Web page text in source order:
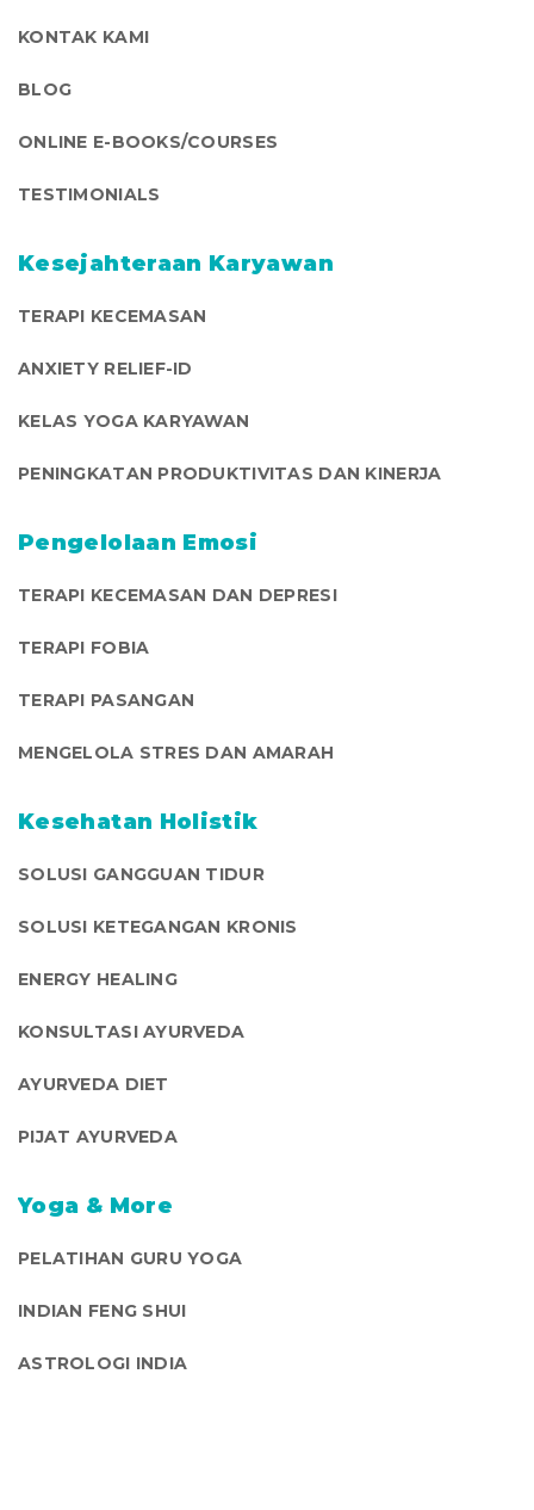
KONTAK KAMI
BLOG
ONLINE E-BOOKS/COURSES
TESTIMONIALS
Kesejahteraan Karyawan
TERAPI KECEMASAN
ANXIETY RELIEF-ID
KELAS YOGA KARYAWAN
PENINGKATAN PRODUKTIVITAS DAN KINERJA
Pengelolaan Emosi
TERAPI KECEMASAN DAN DEPRESI
TERAPI FOBIA
TERAPI PASANGAN
MENGELOLA STRES DAN AMARAH
Kesehatan Holistik
SOLUSI GANGGUAN TIDUR
SOLUSI KETEGANGAN KRONIS
ENERGY HEALING
KONSULTASI AYURVEDA
AYURVEDA DIET
PIJAT AYURVEDA
Yoga & More
PELATIHAN GURU YOGA
INDIAN FENG SHUI
ASTROLOGI INDIA